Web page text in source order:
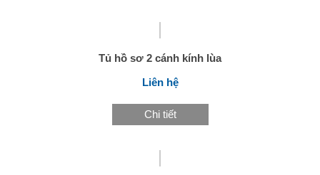
Tủ hồ sơ 2 cánh kính lùa
Liên hệ
Chi tiết